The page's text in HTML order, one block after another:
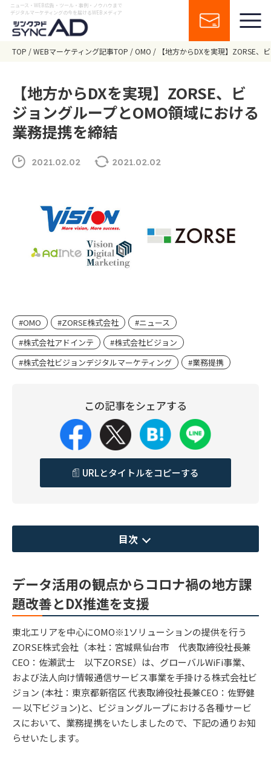
ニュース・WEB広告・ツール・事例・ノウハウまで
デジタルマーケティングの今を届けるWEBメディア
TOP WEBマーケティング記事TOP OMO 【地⽅からDXを実現】ZORSE
【地⽅からDXを実現】ZORSE、ビ
ジョングループとOMO領域における
業務提携を締結
2021.02.02 2021.02.02
#OMO #ZORSE株式会社
#ニュース
#株式会社アドインテ
#株式会社ビジョン
#株式会社ビジョンデジタルマーケティング
#業務提携
この記事をシェアする
URLとタイトルをコピーする
目次
データ活用の観点からコロナ禍の地方課
題改善とDX推進を支援
東北エリアを中心にOMO※1ソリューションの提供を行う
ZORSE株式会社（本社：宮城県仙台市 代表取締役社長兼
CEO：佐瀬武士 以下ZORSE）は、グローバルWiFi事業、
および法人向け情報通信サービス事業を手掛ける株式会社ビ
ジョン (本社：東京都新宿区 代表取締役社長兼CEO：佐野健
一 以下ビジョン)と、ビジョングループにおける各種サービ
スにおいて、業務提携をいたしましたので、下記の通りお知
らせいたします。